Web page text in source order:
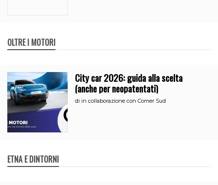
OLTRE I MOTORI
City car 2026: guida alla scelta
(anche per neopatentati)
di in collaborazione con Comer Sud
ETNA E DINTORNI